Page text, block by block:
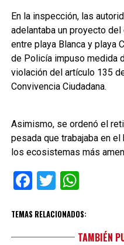
En la inspección, las
adelantaba un proyecto
entre playa Blanca y playa
de Policía impuso medida
violación del artículo 135
Convivencia Ciudadana.
Asimismo, se ordenó el
pesada que trabajaba en
los ecosistemas más
Facebook
Twitter
TEMAS RELACIONADOS:
TAMBIÉN